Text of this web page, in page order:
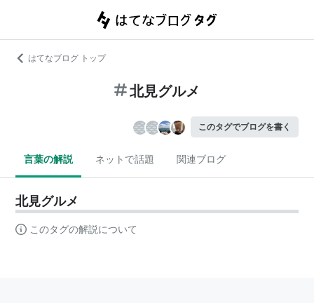
はてなブログ トップ
北見グルメ
このタグでブログを書く
言葉の解説 ネットで話題 関連ブログ
北見グルメ
このタグの解説について